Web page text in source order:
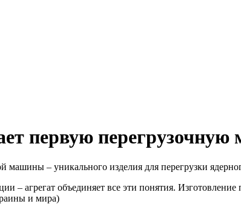
первую
– уникального изделия для перегрузки
– агрегат объединяет все эти понятия.
и мира)